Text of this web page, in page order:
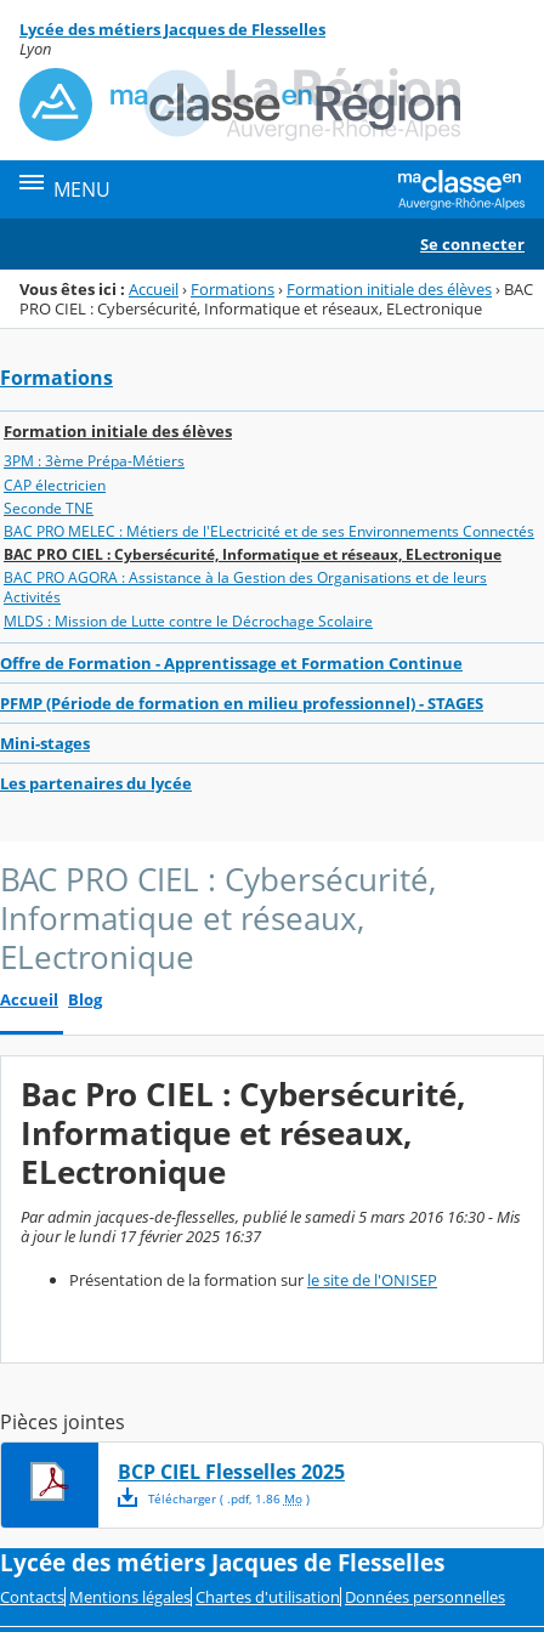
Menu de la rubrique
Contenu
Lycée des métiers Jacques de Flesselles
Lyon
MENU
Se connecter
Vous êtes ici : Accueil› Formations› Formation initiale des élèves› BAC
PRO CIEL : Cybersécurité, Informatique et réseaux, ELectronique
Formations
Formation initiale des élèves
3PM : 3ème Prépa-Métiers
CAP électricien
Seconde TNE
BAC PRO MELEC : Métiers de l'ELectricité et de ses Environnements Connectés
BAC PRO CIEL : Cybersécurité, Informatique et réseaux, ELectronique
BAC PRO AGORA : Assistance à la Gestion des Organisations et de leurs
Activités
MLDS : Mission de Lutte contre le Décrochage Scolaire
Offre de Formation - Apprentissage et Formation Continue
PFMP (Période de formation en milieu professionnel) - STAGES
Mini-stages
Les partenaires du lycée
BAC PRO CIEL : Cybersécurité,
Informatique et réseaux,
ELectronique
Accueil Blog
Bac Pro CIEL : Cybersécurité,
Informatique et réseaux,
ELectronique
Par admin jacques-de-flesselles, publié le samedi 5 mars 2016 16:30 - Mis
à jour le lundi 17 février 2025 16:37
Présentation de la formation sur le site de l'ONISEP
Pièces jointes
BCP CIEL Flesselles 2025
Télécharger( .pdf, 1.86 Mo)
Lycée des métiers Jacques de Flesselles
Contacts Mentions légales Chartes d'utilisation Données personnelles